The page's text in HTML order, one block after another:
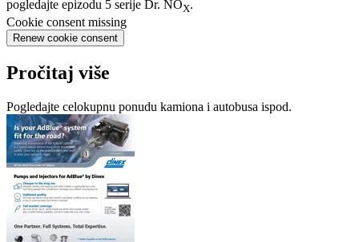
pogledajte epizodu 5 serije Dr. NOX.
Cookie consent missing
Renew cookie consent
Pročitaj više
Pogledajte celokupnu ponudu kamiona i autobusa ispod.